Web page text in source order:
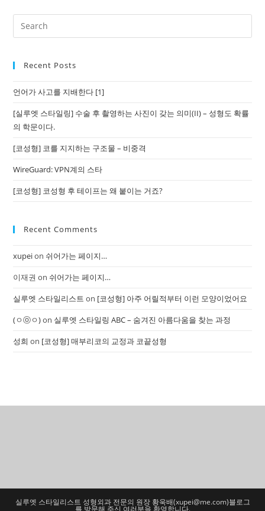
Recent Posts
언어가 사고를 지배한다 [1]
[실루엣 스타일링] 수술 후 촬영하는 사진이 갖는 의미(II) – 성형도 확률
의 학문이다.
[코성형] 코를 지지하는 구조물 – 비중격
WireGuard: VPN계의 스타
[코성형] 코성형 후 테이프는 왜 붙이는 거죠?
Recent Comments
xupeion 쉬어가는 페이지…
이재권 on 쉬어가는 페이지…
실루엣 스타일리스트 on [코성형] 아주 어릴적부터 이런 모양이었어요
(ㅇⓞㅇ)on 실루엣 스타일링 ABC – 숨겨진 아름다움을 찾는 과정
성희 on [코성형] 매부리코의 교정과 코끝성형
실루엣 스타일리스트 성형외과 전문의 원장 황욱배(xupei@me.com)블로그
를 방문해 주신 여러분을 환영합니다.